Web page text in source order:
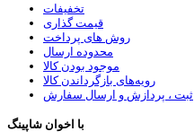
تخفیفات
قیمت گذاری
روش های پرداخت
محدوده ارسال
موجود بودن کالا
رویه‌های بازگرداندن کالا
ثبت ، پردازش و ارسال سفارش
با اخوان شاپینگ